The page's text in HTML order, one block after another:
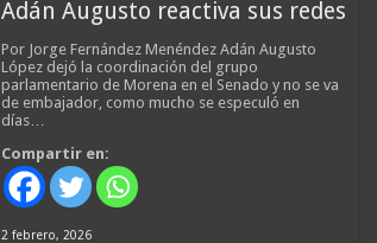
Adán Augusto reactiva sus redes
Por Jorge Fernández Menéndez Adán Augusto
López dejó la coordinación del grupo
parlamentario de Morena en el Senado y no se va
de embajador, como mucho se especuló en
días…
Compartir en:
2 febrero, 2026